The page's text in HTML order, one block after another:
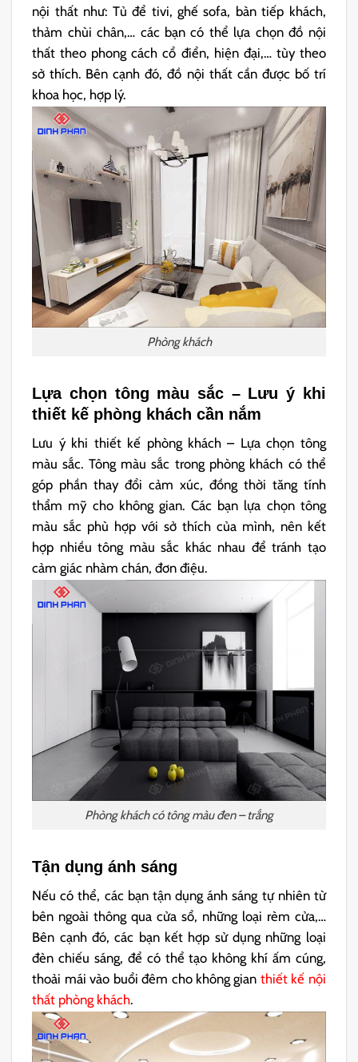
nội thất như: Tủ để tivi, ghế sofa, bàn tiếp khách,
thảm chùi chân,… các bạn có thể lựa chọn đồ nội
thất theo phong cách cổ điển, hiện đại,… tùy theo
sở thích. Bên cạnh đó, đồ nội thất cần được bố trí
khoa học, hợp lý.
Phòng khách
Lựa chọn tông màu sắc – Lưu ý khi
thiết kế phòng khách cần nắm
Lưu ý khi thiết kế phòng khách – Lựa chọn tông
màu sắc. Tông màu sắc trong phòng khách có thể
góp phần thay đổi cảm xúc, đồng thời tăng tính
thẩm mỹ cho không gian. Các bạn lựa chọn tông
màu sắc phù hợp với sở thích của mình, nên kết
hợp nhiều tông màu sắc khác nhau để tránh tạo
cảm giác nhàm chán, đơn điệu.
Phòng khách có tông màu đen – trắng
Tận dụng ánh sáng
Nếu có thể, các bạn tận dụng ánh sáng tự nhiên từ
bên ngoài thông qua cửa sổ, những loại rèm cửa,…
Bên cạnh đó, các bạn kết hợp sử dụng những loại
đèn chiếu sáng, để có thể tạo không khí ấm cúng,
thoải mái vào buổi đêm cho không gian thiết kế nội
thất phòng khách.